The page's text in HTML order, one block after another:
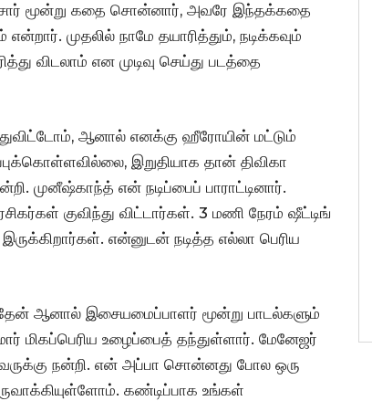
மூன்று கதை சொன்னார், அவரே இந்தக்கதை
முதலில் நாமே தயாரித்தும், நடிக்கவும்
விடலாம் என முடிவு செய்து படத்தை
ஆனால் எனக்கு ஹீரோயின் மட்டும்
இறுதியாக தான் திவிகா
முனீஷ்காந்த் என் நடிப்பைப் பாராட்டினார்.
குவிந்து விட்டார்கள். 3 மணி நேரம் ஷீட்டிங்
என்னுடன் நடித்த எல்லா பெரிய
ஆனால் இசையமைப்பாளர் மூன்று பாடல்களும்
மிகப்பெரிய உழைப்பைத் தந்துள்ளார். மேனேஜர்
நன்றி. என் அப்பா சொன்னது போல ஒரு
கண்டிப்பாக உங்கள்